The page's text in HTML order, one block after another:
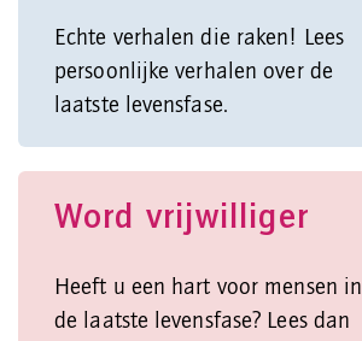
Echte verhalen die raken! Lees
persoonlijke verhalen over de
laatste levensfase.
Word vrijwilliger
Heeft u een hart voor mensen in
de laatste levensfase? Lees dan